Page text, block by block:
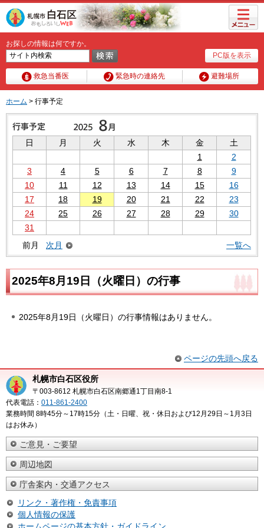
PC版を表示
お探しの情報は何ですか。
救急当番医 緊急時の連絡先 避難場所
メニュ
ー
ホーム > 行事予定
日 月 火 水 木 金
土
1
2
3
4 5 6 7 8
9
10
11 12 13 14 15
16
17
18 19 20 21 22
23
24
25 26 27 28 29
30
31
前月
次月 一覧へ
2025年8月19日（火曜日）の行事
2025年8月19日（火曜日）の行事情報はありません。
ページの先頭へ戻る
札幌市白石区役所
〒003-8612 札幌市白石区南郷通1丁目南8-1
代表電話： 011-861-2400
業務時間 8時45分～17時15分（土・日曜、祝・休日および12月29日～1月3日
はお休み）
ご意見・ご要望
周辺地図
庁舎案内・交通アクセス
リンク・著作権・免責事項
個人情報の保護